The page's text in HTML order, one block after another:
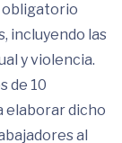
obligatorio
incluyendo las
y violencia.
de 10
elaborar dicho
al